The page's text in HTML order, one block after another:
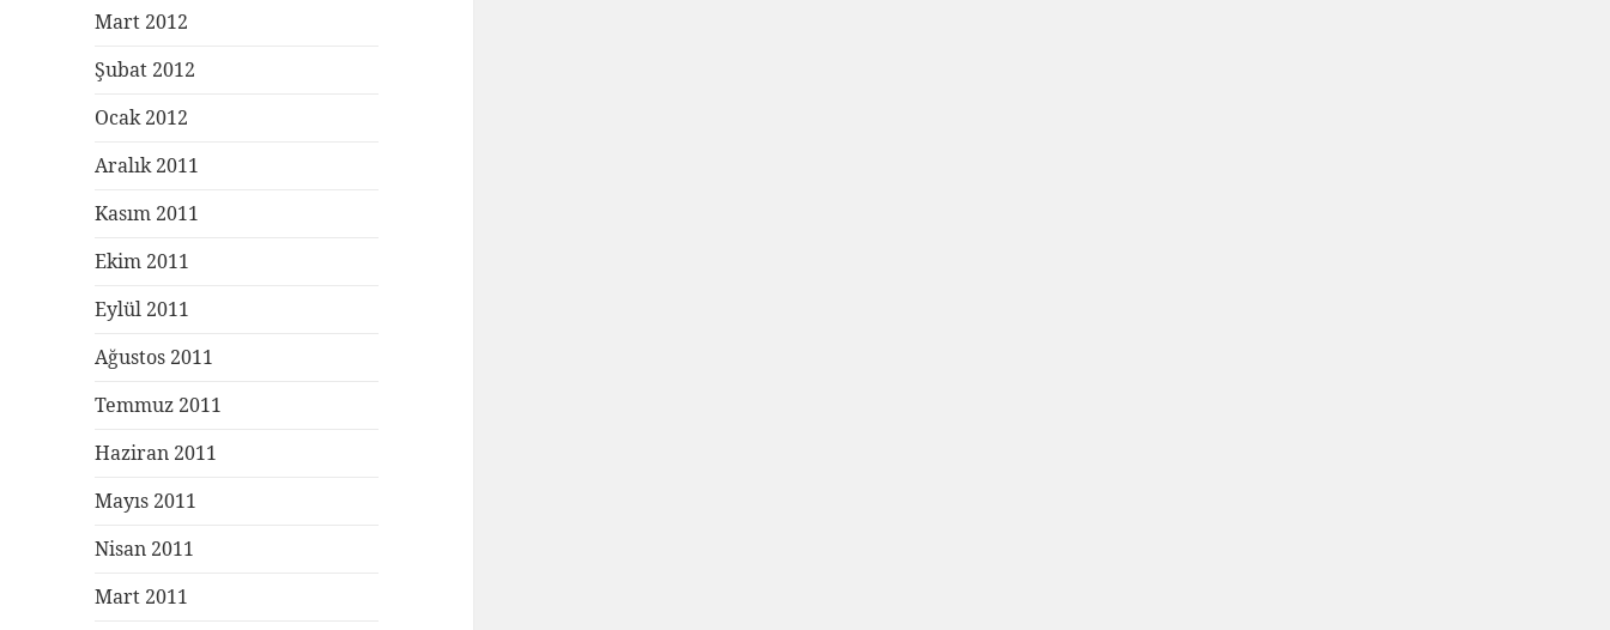
Mart 2012
Şubat 2012
Ocak 2012
Aralık 2011
Kasım 2011
Ekim 2011
Eylül 2011
Ağustos 2011
Temmuz 2011
Haziran 2011
Mayıs 2011
Nisan 2011
Mart 2011